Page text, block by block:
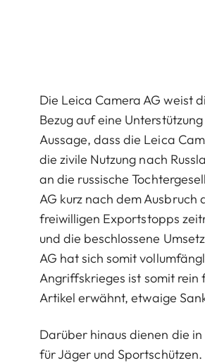
Die Leica Camera AG weist
Bezug auf eine
Aussage, dass die Leica
die zivile Nutzung nach
an die russische
AG kurz nach dem
freiwilligen Exportstopps
und die beschlossene
AG hat sich somit
Angriffskrieges ist somit rein
Artikel erwähnt, etwaige
Darüber hinaus dienen die
für Jäger und